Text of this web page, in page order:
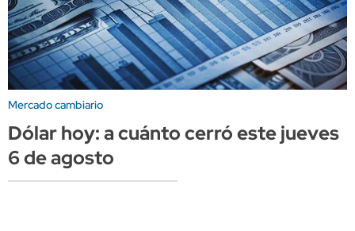
Mercado cambiario
Dólar hoy: a cuánto cerró este jueves
6 de agosto